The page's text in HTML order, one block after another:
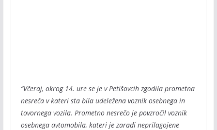
“Včeraj, okrog 14. ure se je v Petišovcih zgodila prometna
nesreča v kateri sta bila udeležena voznik osebnega in
tovornega vozila. Prometno nesrečo je povzročil voznik
osebnega avtomobila, kateri je zaradi neprilagojene